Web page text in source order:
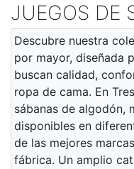
JUEGOS DE
Descubre nuestra
por mayor, diseñada
buscan calidad,
ropa de cama. En
sábanas de algodón,
disponibles en
de las mejores
fábrica. Un amplio